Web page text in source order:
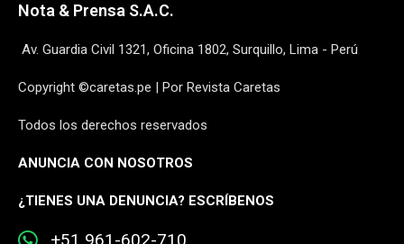
Nota & Prensa S.A.C.
Av. Guardia Civil 1321, Oficina 1802, Surquillo, Lima - Perú
Copyright ©caretas.pe | Por Revista Caretas
Todos los derechos reservados
ANUNCIA CON NOSOTROS
¿TIENES UNA DENUNCIA? ESCRÍBENOS